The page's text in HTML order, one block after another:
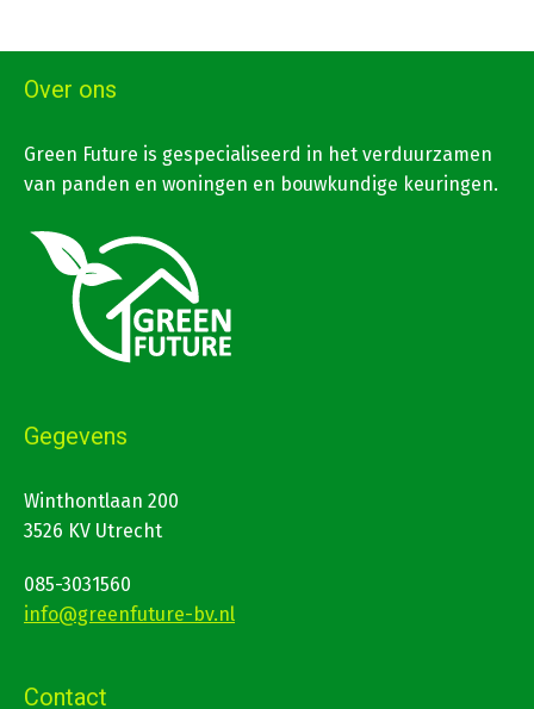
Over ons
Green Future is gespecialiseerd in het verduurzamen
van panden en woningen en bouwkundige keuringen.
Gegevens
Winthontlaan 200
3526 KV Utrecht
085-3031560
info@greenfuture-bv.nl
Contact